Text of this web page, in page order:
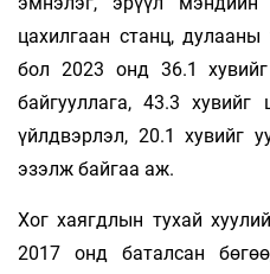
цахилгаан станц,
бол 2023 онд 36.1
байгууллага, 43.3 хувийг
үйлдвэрлэл, 20.1 хувийг
эзэлж байгаа аж.
Хог хаягдлын тухай
2017 онд баталсан